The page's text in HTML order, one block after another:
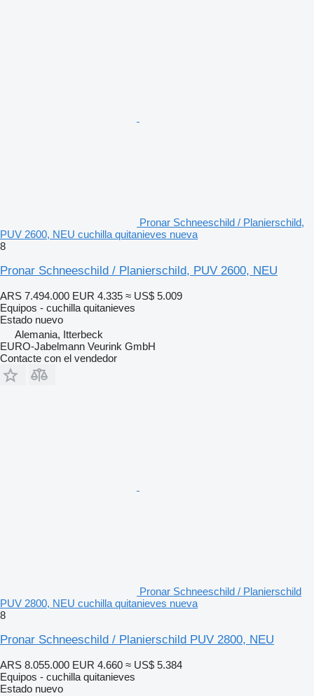
Pronar Schneeschild / Planierschild,
PUV 2600, NEU cuchilla quitanieves nueva
8
Pronar Schneeschild / Planierschild, PUV 2600, NEU
ARS 7.494.000 EUR 4.335 ≈ US$ 5.009
Equipos - cuchilla quitanieves
Estado nuevo
Alemania, Itterbeck
EURO-Jabelmann Veurink GmbH
Contacte con el vendedor
Pronar Schneeschild / Planierschild
PUV 2800, NEU cuchilla quitanieves nueva
8
Pronar Schneeschild / Planierschild PUV 2800, NEU
ARS 8.055.000 EUR 4.660 ≈ US$ 5.384
Equipos - cuchilla quitanieves
Estado nuevo